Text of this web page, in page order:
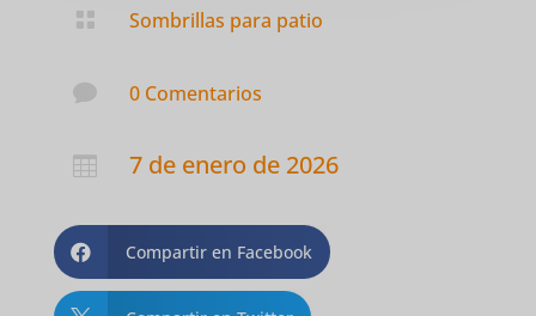
 Sombrillas para patio
 0 Comentarios
 7 de enero de 2026
 Compartir en Facebook